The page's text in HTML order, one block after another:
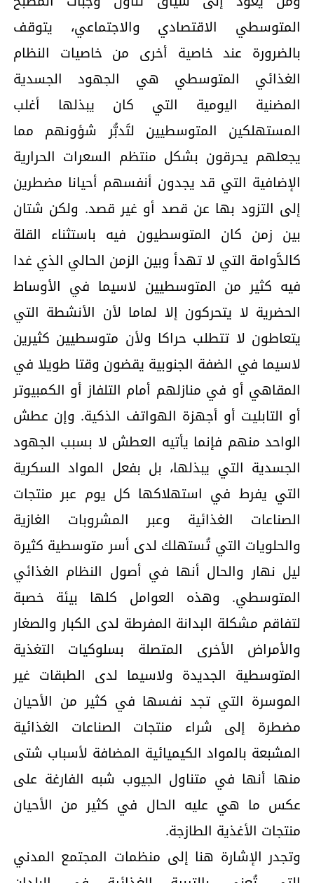
المتوسطي الاقتصادي والاجتماعي، يتوقف
بالضرورة عند خاصية أخرى من خاصيات النظام
الغذائي المتوسطي هي الجهود الجسدية
المضنية اليومية التي كان يبذلها أغلب
المستهلكين المتوسطيين لتَدبُّر شؤونهم مما
يجعلهم يحرقون بشكل منتظم السعرات الحرارية
الإضافية التي قد يجدون أنفسهم أحيانا مضطرين
إلى التزود بها عن قصد أو غير قصد. ولكن شتان
بين زمن كان المتوسطيون فيه باستثناء القلة
كالدَّوامة التي لا تهدأ وبين الزمن الحالي الذي غدا
فيه كثير من المتوسطيين لاسيما في الأوساط
الحضرية لا يتحركون إلا لماما لأن الأنشطة التي
يتعاطون لا تتطلب حراكا ولأن متوسطيين كثيرين
لاسيما في الضفة الجنوبية يقضون وقتا طويلا في
المقاهي أو في منازلهم أمام التلفاز أو الكمبيوتر
أو التابليت أو أجهزة الهواتف الذكية. وإن عطش
الواحد منهم فإنما يأتيه العطش لا بسبب الجهود
الجسدية التي يبذلها، بل بفعل المواد السكرية
التي يفرط في استهلاكها كل يوم عبر منتجات
الصناعات الغذائية وعبر المشروبات الغازية
والحلويات التي تُستهلك لدى أسر متوسطية كثيرة
ليل نهار والحال أنها في أصول النظام الغذائي
المتوسطي. وهذه العوامل كلها بيئة خصبة
لتفاقم مشكلة البدانة المفرطة لدى الكبار والصغار
والأمراض الأخرى المتصلة بسلوكيات التغذية
المتوسطية الجديدة ولاسيما لدى الطبقات غير
الموسرة التي تجد نفسها في كثير من الأحيان
مضطرة إلى شراء منتجات الصناعات الغذائية
المشبعة بالمواد الكيميائية المضافة لأسباب شتى
منها أنها في متناول الجيوب شبه الفارغة على
عكس ما هي عليه الحال في كثير من الأحيان
منتجات الأغذية الطازجة.
وتجدر الإشارة هنا إلى منظمات المجتمع المدني